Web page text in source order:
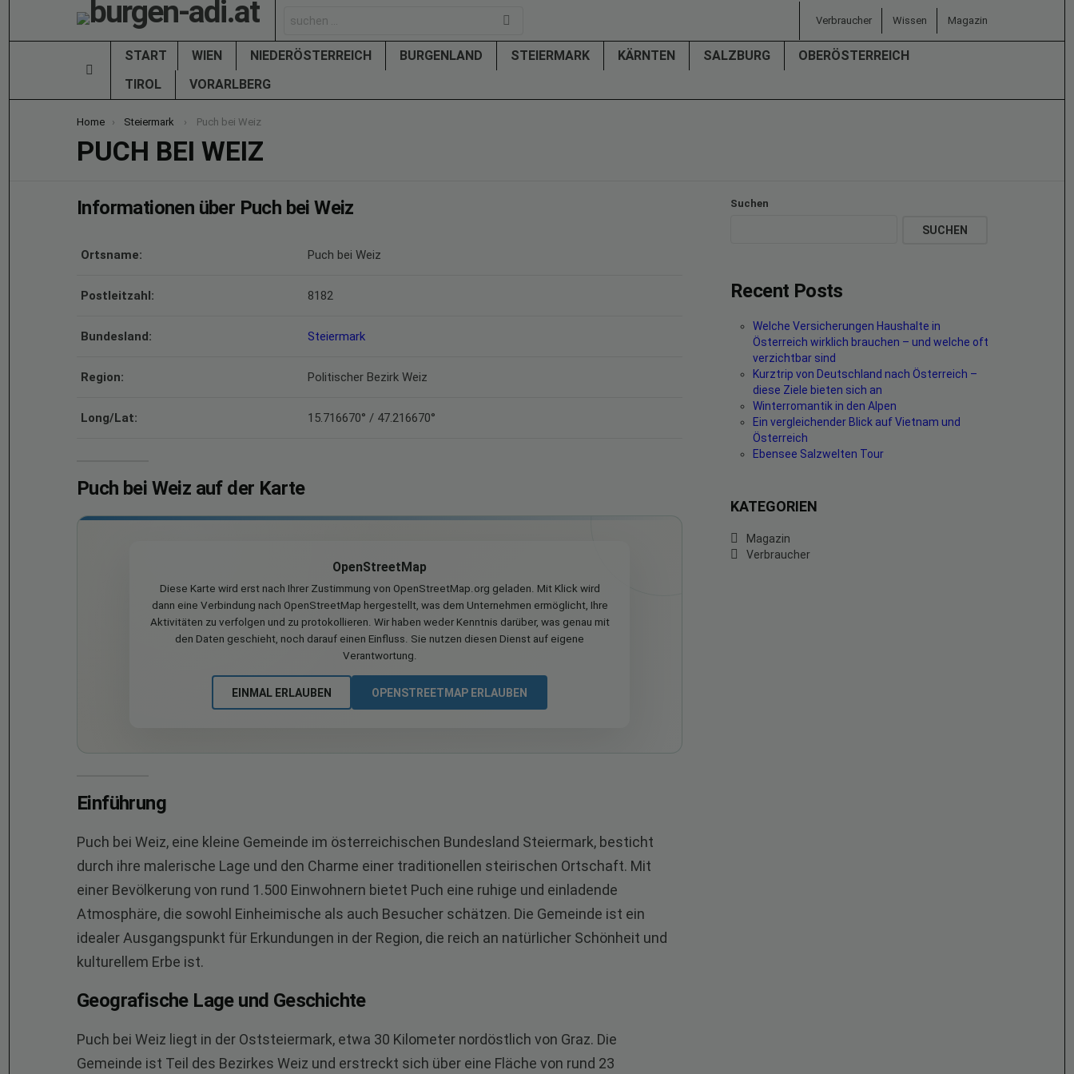
for:
Verbraucher Wissen Magazin
START WIEN NIEDERÖSTERREICH BURGENLAND STEIERMARK KÄRNTEN SALZBURG
OBERÖSTERREICH
TIROL
VORARLBERG
You are here:
Home Steiermark Puch bei Weiz
PUCH BEI WEIZ
Informationen über Puch bei Weiz
Ortsname: Puch bei Weiz
Postleitzahl: 8182
Bundesland: Steiermark
Region: Politischer Bezirk Weiz
Long/Lat: 15.716670° / 47.216670°
Puch bei Weiz auf der Karte
OpenStreetMap
Diese Karte wird erst nach Ihrer Zustimmung von OpenStreetMap.org geladen. Mit Klick wird
dann eine Verbindung nach OpenStreetMap hergestellt, was dem Unternehmen ermöglicht, Ihre
Aktivitäten zu verfolgen und zu protokollieren. Wir haben weder Kenntnis darüber, was genau mit
den Daten geschieht, noch darauf einen Einfluss. Sie nutzen diesen Dienst auf eigene
Verantwortung.
EINMAL ERLAUBEN OPENSTREETMAP ERLAUBEN
Einführung
Puch bei Weiz, eine kleine Gemeinde im österreichischen Bundesland Steiermark, besticht
durch ihre malerische Lage und den Charme einer traditionellen steirischen Ortschaft. Mit
einer Bevölkerung von rund 1.500 Einwohnern bietet Puch eine ruhige und einladende
Atmosphäre, die sowohl Einheimische als auch Besucher schätzen. Die Gemeinde ist ein
idealer Ausgangspunkt für Erkundungen in der Region, die reich an natürlicher Schönheit und
kulturellem Erbe ist.
Geografische Lage und Geschichte
Puch bei Weiz liegt in der Oststeiermark, etwa 30 Kilometer nordöstlich von Graz. Die
Gemeinde ist Teil des Bezirkes Weiz und erstreckt sich über eine Fläche von rund 23
Suchen
SUCHEN
Recent Posts
Welche Versicherungen Haushalte in
Österreich wirklich brauchen – und welche oft
verzichtbar sind
Kurztrip von Deutschland nach Österreich –
diese Ziele bieten sich an
Winterromantik in den Alpen
Ein vergleichender Blick auf Vietnam und
Österreich
Ebensee Salzwelten Tour
KATEGORIEN
Magazin
Verbraucher